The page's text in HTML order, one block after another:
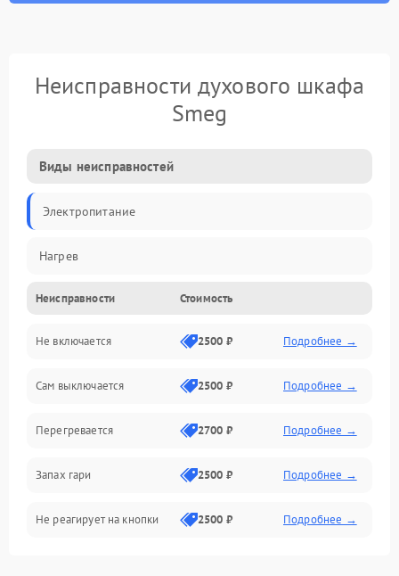
Неисправности духового шкафа
Smeg
Виды неисправностей
Электропитание
Нагрев
Неисправности Стоимость
Не включается 2500 ₽ Подробнее →
Сам выключается 2500 ₽ Подробнее →
Перегревается 2700 ₽ Подробнее →
Запах гари 2500 ₽ Подробнее →
Не реагирует на кнопки 2500 ₽ Подробнее →